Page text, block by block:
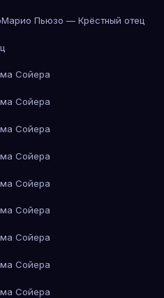
Марио Пьюзо — Крёстный отец
Сойера
Сойера
Сойера
Сойера
Сойера
Сойера
Сойера
Сойера
Сойера